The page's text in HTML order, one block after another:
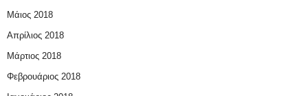
Μάιος 2018
Απρίλιος 2018
Μάρτιος 2018
Φεβρουάριος 2018